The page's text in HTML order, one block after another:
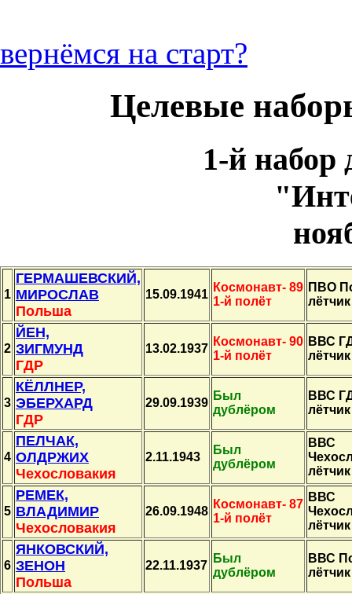
вернёмся на старт?
Целевые
1-й набор
1
ГЕРМАШЕВСКИЙ,
МИРОСЛАВ
Польша
15.09.1941
Космонавт- 89
1-й полёт
ПВО
лётчик
2
ЙЕН,
ЗИГМУНД
ГДР
13.02.1937
Космонавт- 90
1-й полёт
ВВС
лётчик
3
КЁЛЛНЕР,
ЭБЕРХАРД
ГДР
29.09.1939
Был
дублёром
ВВС
лётчик
4
ПЕЛЧАК,
ОЛДРЖИХ
Чехословакия
2.11.1943
Был
дублёром
ВВС
лётчик
5
РЕМЕК,
ВЛАДИМИР
Чехословакия
26.09.1948
Космонавт- 87
1-й полёт
ВВС
лётчик
6
ЯНКОВСКИЙ,
ЗЕНОН
Польша
22.11.1937
Был
дублёром
ВВС
лётчик